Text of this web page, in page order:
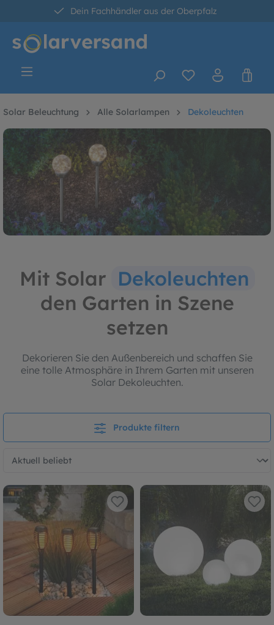
springen
Dein Fachhändler aus der Oberpfalz
30 Tage kostenlose Retoure
Solar Beleuchtung Alle Solarlampen Dekoleuchten
Mit Solar Dekoleuchten
den Garten in Szene
setzen
Dekorieren Sie den Außenbereich und schaffen Sie
eine tolle Atmosphäre in Ihrem Garten mit unseren
Solar Dekoleuchten.
Produkte filtern